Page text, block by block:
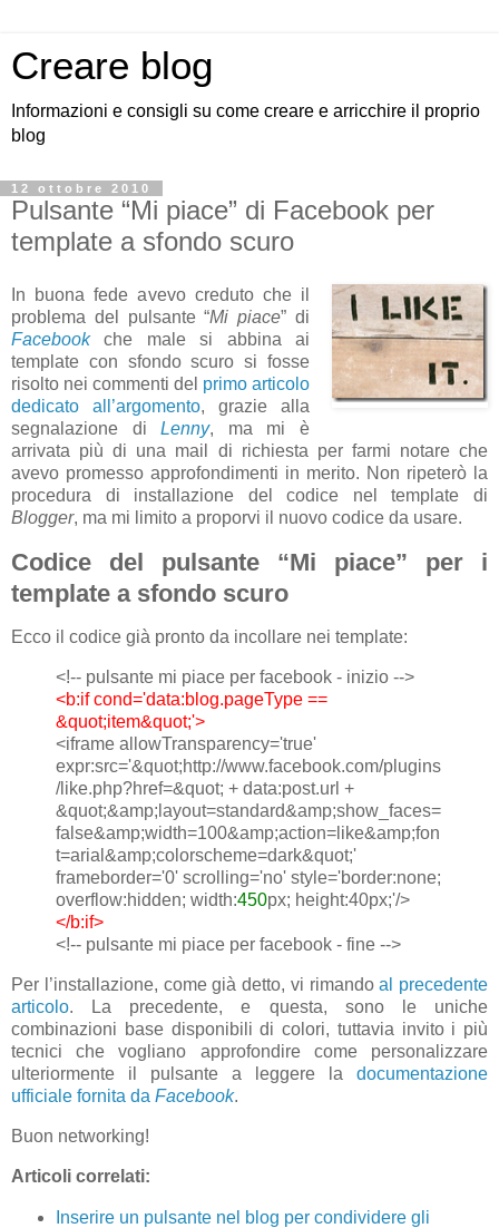
Creare blog
Informazioni e consigli su come creare e arricchire il proprio
blog
12 ottobre 2010
Pulsante “Mi piace” di Facebook per
template a sfondo scuro
In buona fede avevo creduto che il
problema del pulsante “Mi piace” di
Facebookche male si abbina ai
template con sfondo scuro si fosse
risolto nei commenti del primo articolo
dedicato all’argomento, grazie alla
segnalazione diLenny, ma mi è
arrivata più di una mail di richiesta per farmi notare che
avevo promesso approfondimenti in merito. Non ripeterò la
procedura di installazione del codice nel template di
Blogger, ma mi limito a proporvi il nuovo codice da usare.
Codice del pulsante “Mi piace” per i
template a sfondo scuro
Ecco il codice già pronto da incollare nei template:
<!-- pulsante mi piace per facebook - inizio -->
<b:if cond='data:blog.pageType ==
&quot;item&quot;'>
<iframe allowTransparency='true'
expr:src='&quot;http://www.facebook.com/plugins
/like.php?href=&quot; + data:post.url +
&quot;&amp;layout=standard&amp;show_faces=
false&amp;width=100&amp;action=like&amp;fon
t=arial&amp;colorscheme=dark&quot;'
frameborder='0' scrolling='no' style='border:none;
overflow:hidden; width:450px; height:40px;'/>
</b:if>
<!-- pulsante mi piace per facebook - fine -->
Per l’installazione, come già detto, vi rimandoal precedente
articolo. La precedente, e questa, sono le uniche
combinazioni base disponibili di colori, tuttavia invito i più
tecnici che vogliano approfondire come personalizzare
ulteriormente il pulsante a leggere la documentazione
ufficiale fornita da Facebook.
Buon networking!
Articoli correlati:
Inserire un pulsante nel blog per condividere gli